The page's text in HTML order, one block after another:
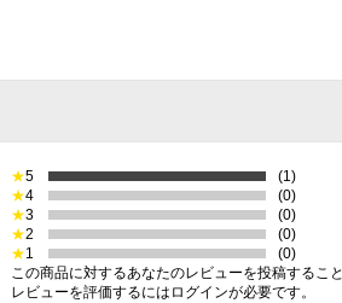
★5
(1)
★4
(0)
★3
(0)
★2
(0)
★1
(0)
この商品に対するあなたのレビューを投稿するこ
レビューを評価するには ログインが必要です。